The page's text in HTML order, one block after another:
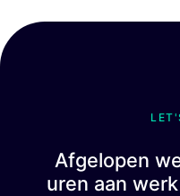
Afgelopen
uren aan